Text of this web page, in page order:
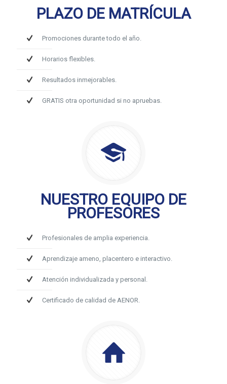
PLAZO DE MATRÍCULA
Promociones durante todo el año.
Horarios flexibles.
Resultados inmejorables.
GRATIS otra oportunidad si no apruebas.
NUESTRO EQUIPO DE
PROFESORES
Profesionales de amplia experiencia.
Aprendizaje ameno, placentero e interactivo.
Atención individualizada y personal.
Certificado de calidad de AENOR.